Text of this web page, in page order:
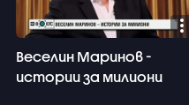
Веселин Маринов -
истории за милиони